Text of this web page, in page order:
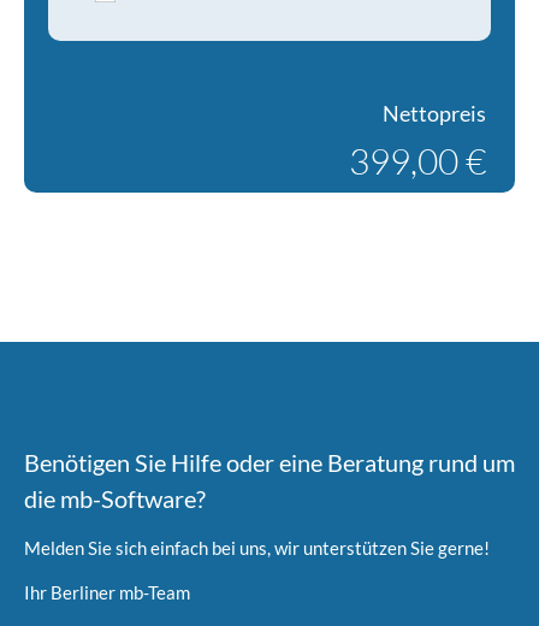
Nettopreis
399,00 €
Benötigen Sie Hilfe oder eine Beratung rund um
die mb-Software?
Melden Sie sich einfach bei uns, wir unterstützen Sie gerne!
Ihr Berliner mb-Team